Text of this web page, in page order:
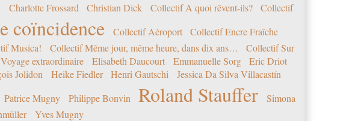
Charlotte Frossard Christian Dick Collectif A quoi rêvent-ils?
Collectif
coïncidence Collectif Aéroport
Collectif Encre Fraîche
Musica! Collectif Même jour, même heure, dans dix ans…
Collectif Sur
extraordinaire Elisabeth Daucourt Emmanuelle Sorg
Eric Driot
Jolidon Heike Fiedler Henri Gautschi
Jessica Da Silva Villacastín
Patrice Mugny Philippe Bonvin Roland Stauffer
Simona
Yves Mugny